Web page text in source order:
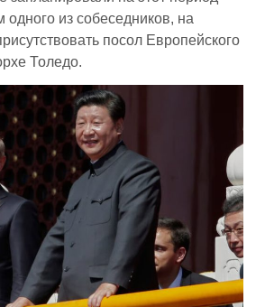
одного из собеседников, на
посол Европейского
Толедо.